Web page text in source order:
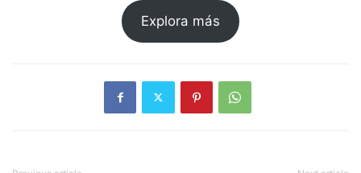
Explora más